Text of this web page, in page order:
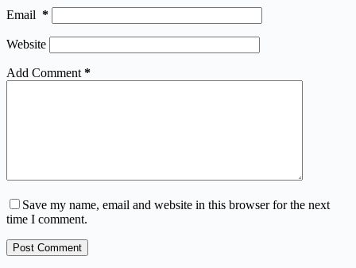
Email *
Website
Add Comment *
Save my name, email and website in this browser for the next
time I comment.
Post Comment